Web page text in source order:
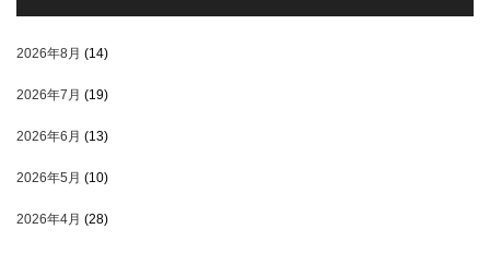
2026年8月 (14)
2026年7月 (19)
2026年6月 (13)
2026年5月 (10)
2026年4月 (28)